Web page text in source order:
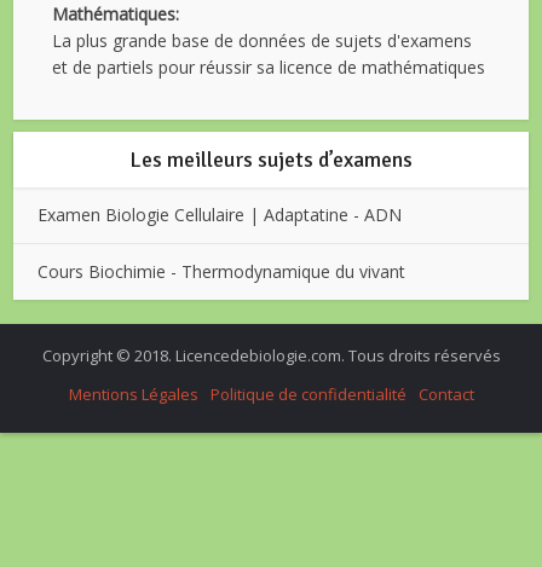
Mathématiques:
La plus grande base de données de sujets d'examens
et de partiels pour réussir sa licence de mathématiques
Les meilleurs sujets d’examens
Examen Biologie Cellulaire | Adaptatine - ADN
Cours Biochimie - Thermodynamique du vivant
Copyright © 2018. Licencedebiologie.com. Tous droits réservés
Mentions Légales
Politique de confidentialité Contact